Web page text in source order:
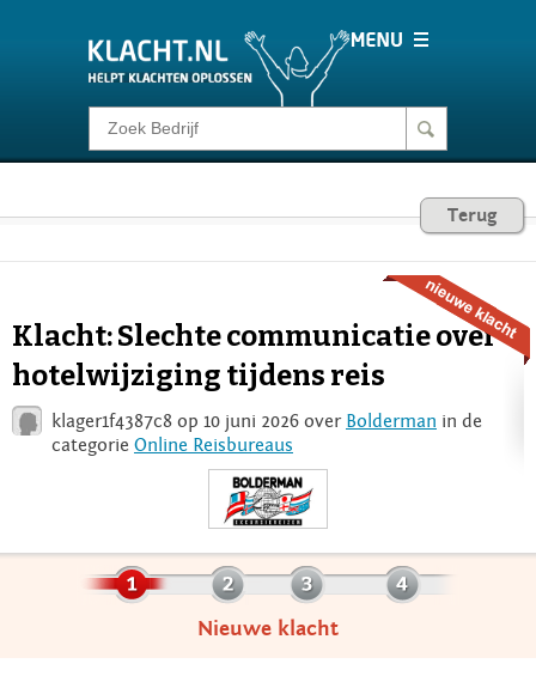
Klacht melden
Consumentenrecht
Voor Bedrijven
Login
Terug
Klacht: Slechte communicatie over
hotelwijziging tijdens reis
klager1f4387c8 op 10 juni 2026 over Bolderman in de
categorie Online Reisbureaus
Nieuwe klacht